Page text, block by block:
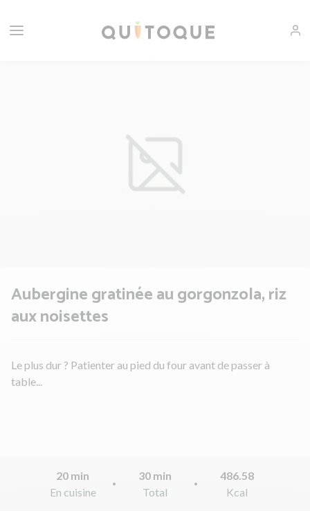
Aubergine gratinée au gorgonzola, riz
aux noisettes
Le plus dur ? Patienter au pied du four avant de passer à
table...
20 min
En cuisine
30 min
Total
486.58
Kcal